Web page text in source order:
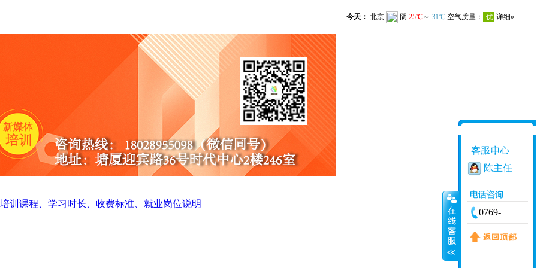
训课程、学习时长、收费标准、就业岗位说明
陈主任
0769-
83012567